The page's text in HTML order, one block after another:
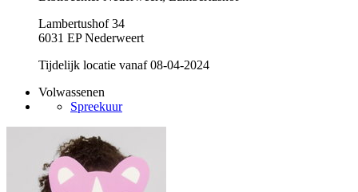
Lambertushof 34
6031 EP Nederweert
Tijdelijk locatie vanaf 08-04-2024
Volwassenen
Spreekuur